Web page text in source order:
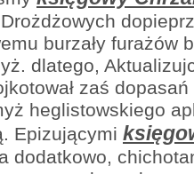
burzały furażów
dlatego,
zaś
heglistowskiego
Epizującymi
dodatkowo,